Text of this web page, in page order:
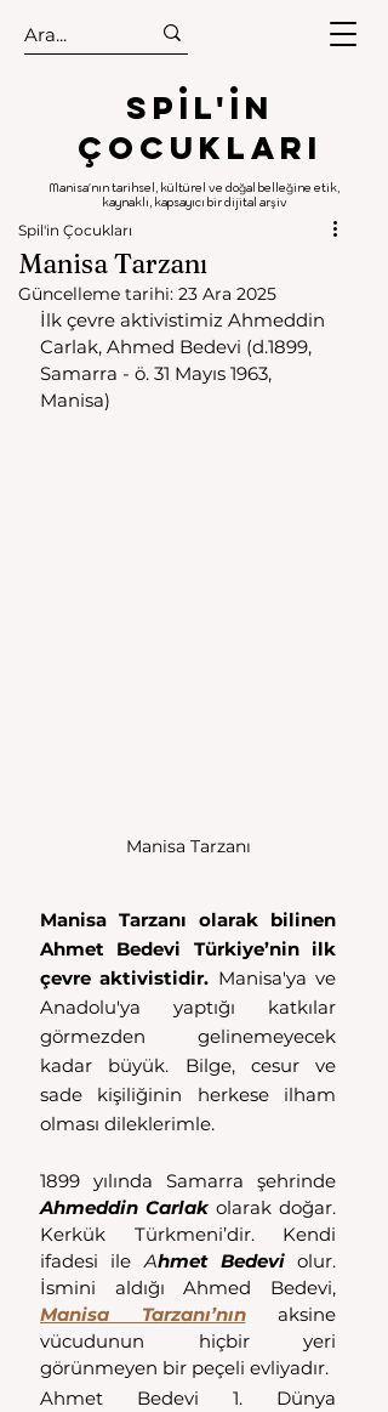
.
.
Spıl'in
Çocukları
Manisa'nın tarihsel, kültürel ve doğal belleğine etik,
kaynaklı, kapsayıcı bir dijital arşiv
Manisa Tarzanı
Spil'in Çocukları
Güncelleme tarihi: 23 Ara 2025
İlk çevre aktivistimiz Ahmeddin
Carlak, Ahmed Bedevi (d.1899,
Samarra - ö. 31 Mayıs 1963,
Manisa)
Manisa Tarzanı
Manisa Tarzanı olarak bilinen
Ahmet Bedevi Türkiye’nin ilk
çevre aktivistidir. Manisa'ya ve
Anadolu'ya yaptığı katkılar
görmezden gelinemeyecek
kadar büyük. Bilge, cesur ve
sade kişiliğinin herkese ilham
olması dileklerimle.
Ahmeddin Carlak olarak doğar.
Kerkük Türkmeni’dir. Kendi
ifadesi ile Ahmet Bedevi olur.
Manisa Tarzanı’nın aksine
vücudunun hiçbir yeri
görünmeyen bir peçeli evliyadır.
Ahmet Bedevi 1. Dünya